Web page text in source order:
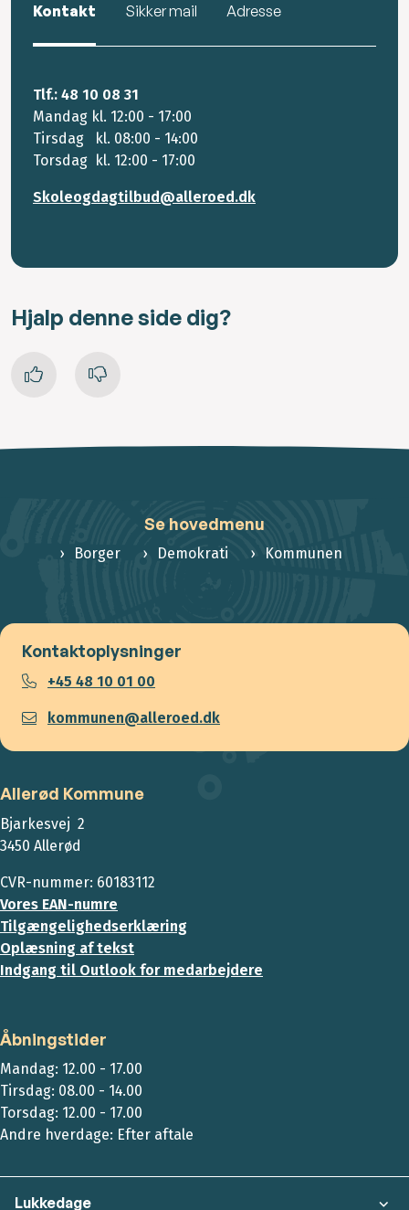
Kontakt Sikker mail Adresse
Tlf.: 48 10 08 31
Mandag kl. 12:00 - 17:00
Tirsdag kl. 08:00 - 14:00
Torsdag kl. 12:00 - 17:00
Skoleogdagtilbud@alleroed.dk
Hjalp denne side dig?
Se hovedmenu
Borger Demokrati Kommunen
Kontaktoplysninger
+45 48 10 01 00
kommunen@alleroed.dk
Allerød Kommune
Bjarkesvej 2
3450 Allerød
CVR-nummer: 60183112
Vores EAN-numre
Tilgængelighedserklæring
Oplæsning af tekst
Indgang til Outlook for medarbejdere
Åbningstider
Mandag: 12.00 - 17.00
Tirsdag: 08.00 - 14.00
Torsdag: 12.00 - 17.00
Andre hverdage: Efter aftale
Lukkedage